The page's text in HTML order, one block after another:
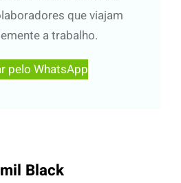
que viajam
a trabalho.
pelo WhatsApp
Black